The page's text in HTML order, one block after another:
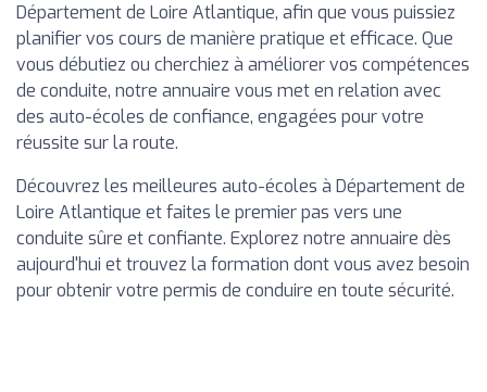
Département de Loire Atlantique, afin que vous puissiez
planifier vos cours de manière pratique et efficace. Que
vous débutiez ou cherchiez à améliorer vos compétences
de conduite, notre annuaire vous met en relation avec
des auto-écoles de confiance, engagées pour votre
réussite sur la route.
Découvrez les meilleures auto-écoles à Département de
Loire Atlantique et faites le premier pas vers une
conduite sûre et confiante. Explorez notre annuaire dès
aujourd'hui et trouvez la formation dont vous avez besoin
pour obtenir votre permis de conduire en toute sécurité.